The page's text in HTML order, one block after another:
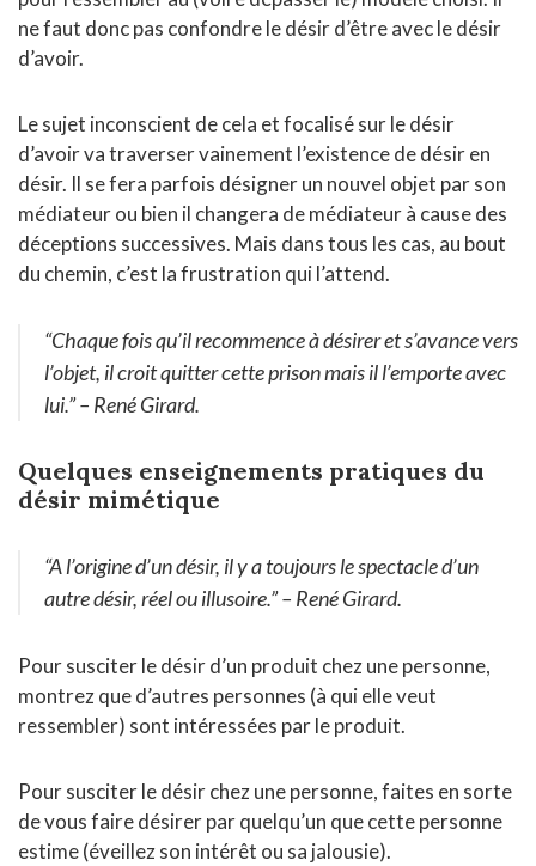
ne faut donc pas confondre le désir d’être avec le désir
d’avoir.
Le sujet inconscient de cela et focalisé sur le désir
d’avoir va traverser vainement l’existence de désir en
désir. Il se fera parfois désigner un nouvel objet par son
médiateur ou bien il changera de médiateur à cause des
déceptions successives. Mais dans tous les cas, au bout
du chemin, c’est la frustration qui l’attend.
“Chaque fois qu’il recommence à désirer et s’avance vers
l’objet, il croit quitter cette prison mais il l’emporte avec
lui.”– René Girard.
Quelques enseignements pratiques du
désir mimétique
“A l’origine d’un désir, il y a toujours le spectacle d’un
autre désir, réel ou illusoire.”– René Girard.
Pour susciter le désir d’un produit chez une personne,
montrez que d’autres personnes (à qui elle veut
ressembler) sont intéressées par le produit.
Pour susciter le désir chez une personne, faites en sorte
de vous faire désirer par quelqu’un que cette personne
estime (éveillez son intérêt ou sa jalousie).